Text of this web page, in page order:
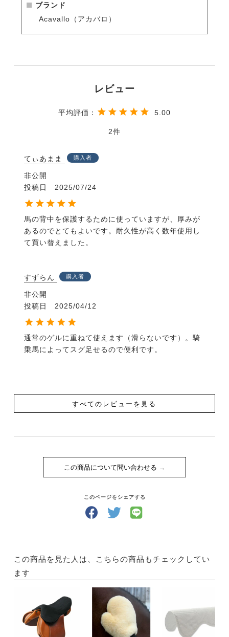
ブランド
Acavallo（アカバロ）
5.00
2
てぃあまま 購入者
非公開
投稿日
2025/07/24
馬の背中を保護するために使っていますが、厚みが
あるのでとてもよいです。耐久性が高く数年使用し
て買い替えました。
すずらん 購入者
非公開
投稿日
2025/04/12
通常のゲルに重ねて使えます（滑らないです）。騎
乗馬によってスグ足せるので便利です。
すべてのレビューを見る
この商品について問い合わせる
このページをシェアする
この商品を見た人は、こちらの商品もチェックしてい
ます